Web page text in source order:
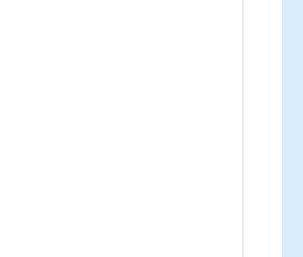
保系统“黑名单”，设
化跨行业、跨领域、
建）”网站设立了“双
会提供新信息查询服
县三级各部门全部启
家系统汇聚全省监管